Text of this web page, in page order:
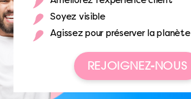
Soyez visible
Agissez pour préserver la planète
REJOIGNEZ-NOUS